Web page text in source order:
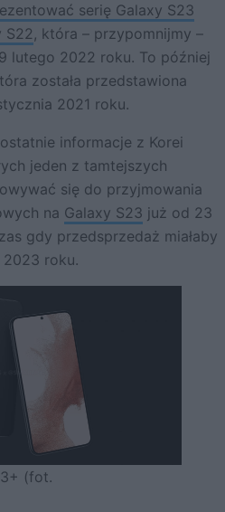
serię Galaxy S23
S22 , która – przypomnijmy –
lutego 2022 roku. To później
została przedstawiona
2021 roku.
informacje z Korei
jeden z tamtejszych
się do przyjmowania
na Galaxy S23 już od 23
gdy przedsprzedaż miałaby
roku.
(fot.